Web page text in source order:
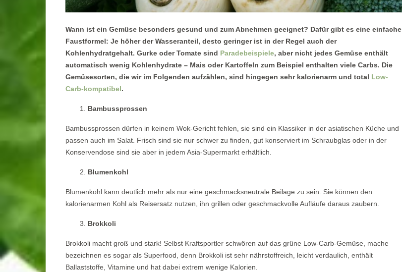
Wann ist ein Gemüse besonders gesund und zum Abnehmen geeignet? Dafür gibt es eine einfache
Faustformel: Je höher der Wasseranteil, desto geringer ist in der Regel auch der
Kohlenhydratgehalt. Gurke oder Tomate sind Paradebeispiele, aber nicht jedes Gemüse enthält
automatisch wenig Kohlenhydrate – Mais oder Kartoffeln zum Beispiel enthalten viele Carbs. Die
Gemüsesorten, die wir im Folgenden aufzählen, sind hingegen sehr kalorienarm und total Low-
Carb-kompatibel.
Bambussprossen
Bambussprossen dürfen in keinem Wok-Gericht fehlen, sie sind ein Klassiker in der asiatischen Küche und
passen auch im Salat. Frisch sind sie nur schwer zu finden, gut konserviert im Schraubglas oder in der
Konservendose sind sie aber in jedem Asia-Supermarkt erhältlich.
Blumenkohl
Blumenkohl kann deutlich mehr als nur eine geschmacksneutrale Beilage zu sein. Sie können den
kalorienarmen Kohl als Reisersatz nutzen, ihn grillen oder geschmackvolle Aufläufe daraus zaubern.
Brokkoli
Brokkoli macht groß und stark! Selbst Kraftsportler schwören auf das grüne Low-Carb-Gemüse, mache
bezeichnen es sogar als Superfood, denn Brokkoli ist sehr nährstoffreich, leicht verdaulich, enthält
Ballaststoffe, Vitamine und hat dabei extrem wenige Kalorien.